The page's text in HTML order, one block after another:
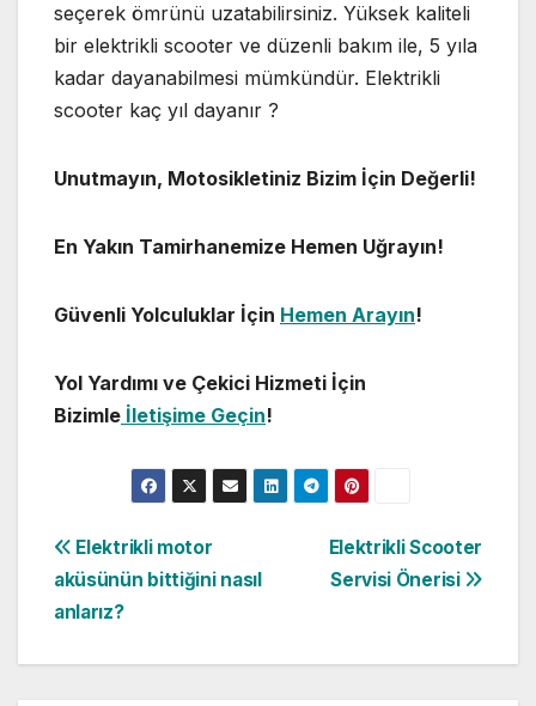
seçerek ömrünü uzatabilirsiniz. Yüksek kaliteli
bir elektrikli scooter ve düzenli bakım ile, 5 yıla
kadar dayanabilmesi mümkündür. Elektrikli
scooter kaç yıl dayanır ?
Unutmayın, Motosikletiniz Bizim İçin Değerli!
En Yakın Tamirhanemize Hemen Uğrayın!
Güvenli Yolculuklar İçin Hemen Arayın!
Yol Yardımı ve Çekici Hizmeti İçin
Bizimle İletişime Geçin!
Yazı
gezinmesi
Elektrikli Scooter
Servisi Önerisi
Elektrikli motor
aküsünün bittiğini nasıl
anlarız?